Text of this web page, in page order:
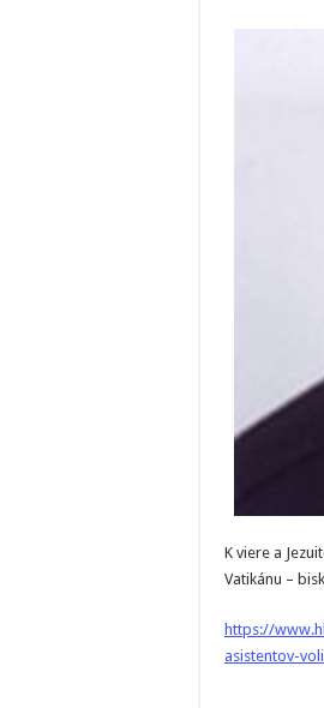
K viere a
Vatikánu –
https://
asistentov-